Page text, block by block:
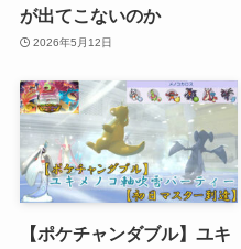
が出てこないのか
2026年5月12日
【ポケチャンダブル】ユキ